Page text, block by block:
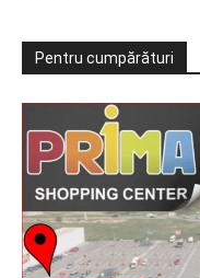
Pentru cumpărături